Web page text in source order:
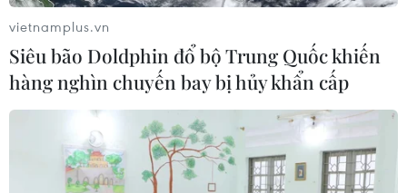
vietnamplus.vn
Siêu bão Doldphin đổ bộ Trung Quốc khiến
hàng nghìn chuyến bay bị hủy khẩn cấp